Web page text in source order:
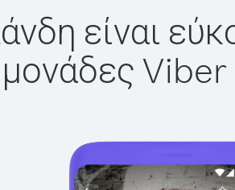
είναι